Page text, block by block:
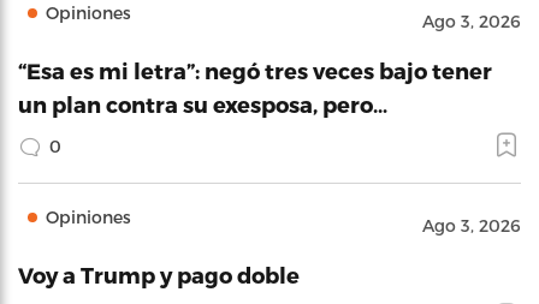
Opiniones Ago 3, 2026
“Esa es mi letra”: negó tres veces bajo tener
un plan contra su exesposa, pero…
0
Opiniones Ago 3, 2026
Voy a Trump y pago doble